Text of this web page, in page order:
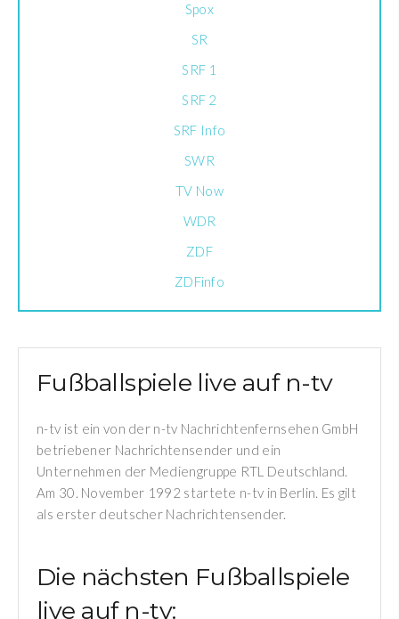
Spox
SR
SRF 1
SRF 2
SRF Info
SWR
TV Now
WDR
ZDF
ZDFinfo
Fußballspiele live auf n-tv
n-tv ist ein von der n-tv Nachrichtenfernsehen GmbH
betriebener Nachrichtensender und ein
Unternehmen der Mediengruppe RTL Deutschland.
Am 30. November 1992 startete n-tv in Berlin. Es gilt
als erster deutscher Nachrichtensender.
Die nächsten Fußballspiele
live auf n-tv: